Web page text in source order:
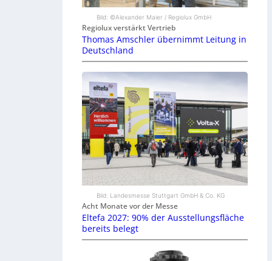
Bild: ©Alexander Maier / Regiolux GmbH
Regiolux verstärkt Vertrieb
Thomas Amschler übernimmt Leitung in
Deutschland
Bild: Landesmesse Stuttgart GmbH & Co. KG
Acht Monate vor der Messe
Eltefa 2027: 90% der Ausstellungsfläche
bereits belegt